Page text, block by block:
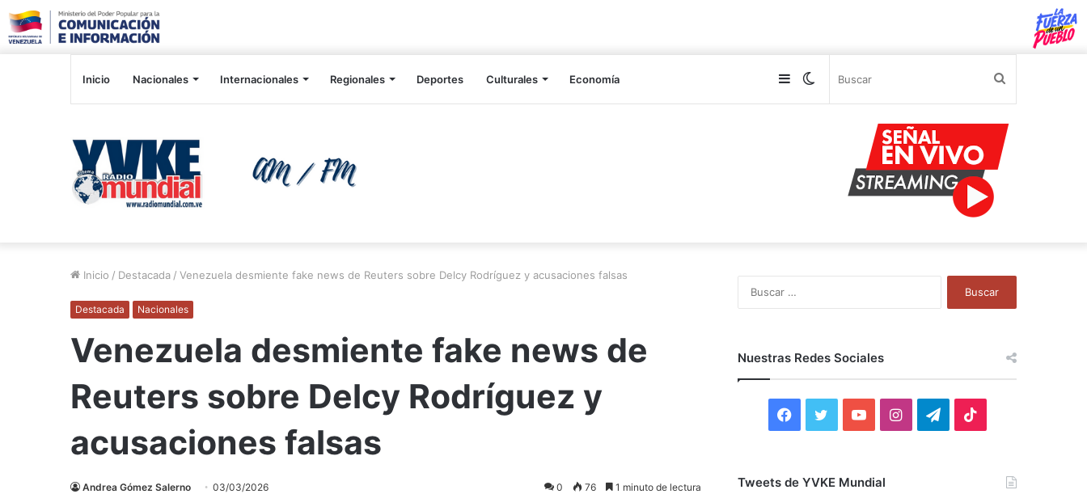
Inicio Nacionales Internacionales Regionales Deportes Culturales Economía Switch
Sidebar
Inicio / Destacada / Venezuela desmiente fake news de Reuters sobre Delcy Rodríguez y acusaciones falsas
Destacada Nacionales
Venezuela desmiente fake news de
Reuters sobre Delcy Rodríguez y
acusaciones falsas
Andrea Gómez Salerno 03/03/2026 0 76 1 minuto de lectura
Nuestras Redes Sociales
F
c
i
Y
u
I
T
Tweets de YVKE Mundial